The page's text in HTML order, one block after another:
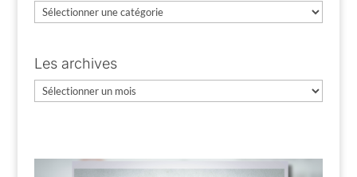
Catégories
Les archives
Les